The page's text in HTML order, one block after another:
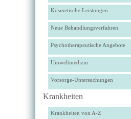
Kosmetische Leistungen
Neue Behandlungsverfahren
Psychotherapeutische Angebote
Umweltmedizin
Vorsorge-Untersuchungen
Krankheiten
Krankheiten von A-Z